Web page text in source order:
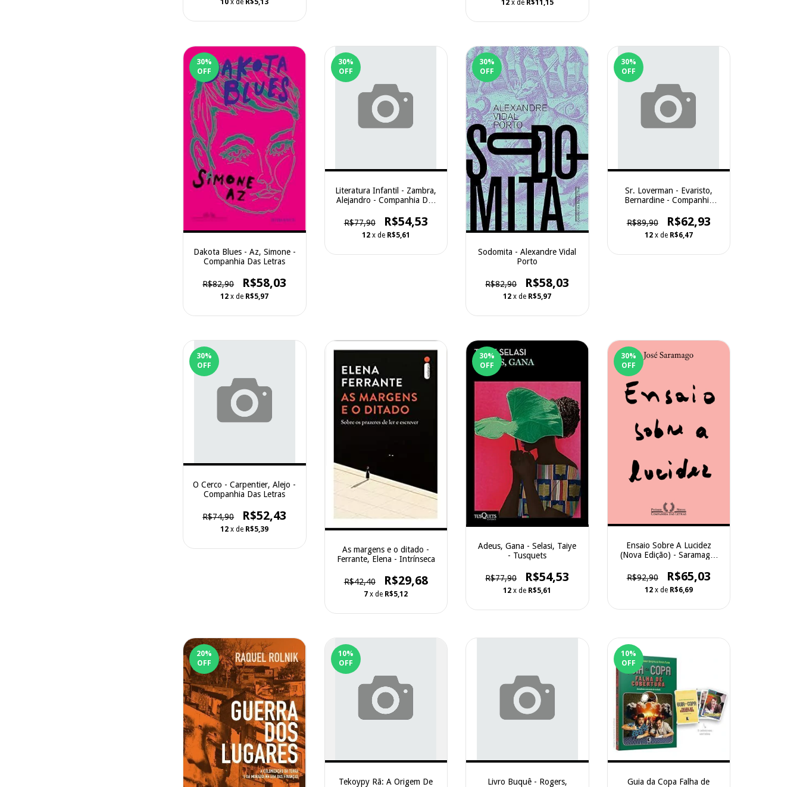
12 x de R$11,15
30%
OFF
Dakota Blues - Az, Simone -
Companhia Das Letras
R$82,90 R$58,03
12 x de R$5,97
30%
OFF
Literatura Infantil - Zambra,
Alejandro - Companhia Das
R$77,90
R$54,53
12 x de R$5,61
30%
OFF
Sodomita - Alexandre Vidal
Porto
R$82,90 R$58,03
12 x de R$5,97
30%
OFF
Sr. Loverman - Evaristo,
Bernardine - Companhia
R$89,90
R$62,93
12 x de R$6,47
30%
OFF
O Cerco - Carpentier, Alejo -
Companhia Das Letras
R$74,90 R$52,43
12 x de R$5,39
As margens e o ditado -
Ferrante, Elena - Intrínseca
R$42,40 R$29,68
7 x de R$5,12
30%
OFF
Adeus, Gana - Selasi, Taiye
- Tusquets
R$77,90 R$54,53
12 x de R$5,61
30%
OFF
Ensaio Sobre A Lucidez
(Nova Edição) - Saramago,
R$92,90
R$65,03
12 x de R$6,69
20%
OFF
10%
OFF
Tekoypy Rã: A Origem De
Livro Buquê - Rogers,
10%
OFF
Guia da Copa Falha de